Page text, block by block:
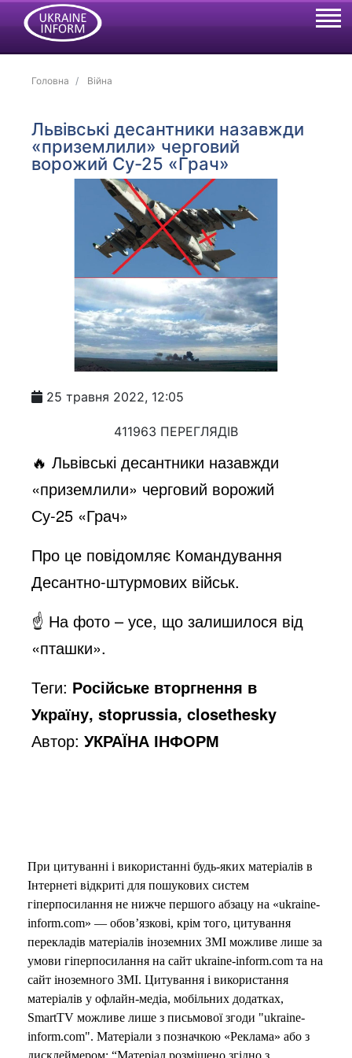
Головна Війна
Львівські десантники назавжди
«приземлили» черговий
ворожий Су-25 «Грач»
25 травня 2022, 12:05
411963 ПЕРЕГЛЯДІВ
🔥 Львівські десантники назавжди
«приземлили» черговий ворожий
Су-25 «Грач»
Про це повідомляє Командування
Десантно-штурмових військ.
☝️ На фото – усе, що залишилося від
«пташки».
Теги: Російське вторгнення в
Україну, stoprussia, closethesky
Автор:УКРАЇНА ІНФОРМ
При цитуванні і використанні будь-яких матеріалів в
Інтернеті відкриті для пошукових систем
гіперпосилання не нижче першого абзацу на «ukraine-
inform.com» — обов’язкові, крім того, цитування
перекладів матеріалів іноземних ЗМІ можливе лише за
умови гіперпосилання на сайт ukraine-inform.com та на
сайт іноземного ЗМІ. Цитування і використання
матеріалів у офлайн-медіа, мобільних додатках,
SmartTV можливе лише з письмової згоди "ukraine-
inform.com". Матеріали з позначкою «Реклама» або з
дисклеймером: “Матеріал розміщено згідно з